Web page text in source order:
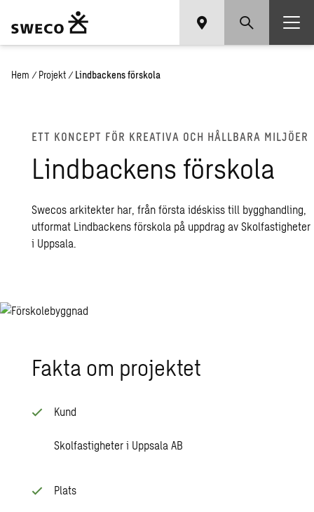
Hem / Projekt / Lindbackens förskola
ETT KON­CEPT FÖR KRE­A­TI­VA OCH HÅLL­BA­RA MIL­JÖ­ER
Lind­bac­kens för­sko­la
Swecos arkitekter har, från första idéskiss till bygghandling,
utformat Lindbackens förskola på uppdrag av Skolfastigheter
i Uppsala.
Fakta om pro­jek­tet
Kund
Skolfastigheter i Uppsala AB
Plats